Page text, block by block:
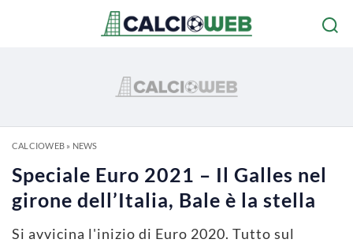
CALCIOWEB» NEWS
Speciale Euro 2021 – Il Galles nel
girone dell’Italia, Bale è la stella
Si avvicina l'inizio di Euro 2020. Tutto sul